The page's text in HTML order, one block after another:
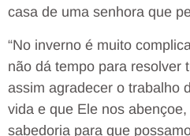
casa de uma senhora que
“No inverno é muito
não dá tempo para resolver
assim agradecer o trabalho
vida e que Ele nos
sabedoria para que